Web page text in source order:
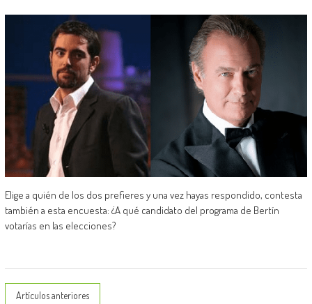
Elige a quién de los dos prefieres y una vez hayas respondido, contesta
también a esta encuesta: ¿A qué candidato del programa de Bertín
votarías en las elecciones?
Posts
Artículos anteriores